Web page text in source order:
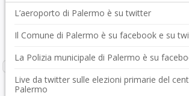
L’aeroporto di Palermo è su twitter
Il Comune di Palermo è su facebook e su
La Polizia municipale di Palermo è su
Live da twitter sulle elezioni primarie del
Palermo